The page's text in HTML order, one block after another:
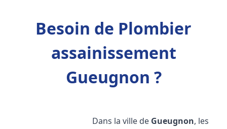
Besoin de Plombier
assainissement
Gueugnon ?
Dans la ville de Gueugnon, les